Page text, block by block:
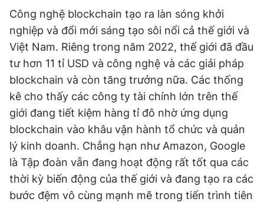
Công nghệ blockchain tạo ra làn sóng khởi
nghiệp và đổi mới sáng tạo sôi nổi cả thế giới và
Việt Nam. Riêng trong năm 2022, thế giới đã đầu
tư hơn 11 tỉ USD và công nghệ và các giải pháp
blockchain và còn tăng trưởng nữa. Các thống
kê cho thấy các công ty tài chính lớn trên thế
giới đang tiết kiệm hàng tỉ đô nhờ ứng dụng
blockchain vào khâu vận hành tổ chức và quản
lý kinh doanh. Chẳng hạn như Amazon, Google
là Tập đoàn vẫn đang hoạt động rất tốt qua các
thời kỳ biến động của thế giới và đang tạo ra các
bước đệm vô cùng mạnh mẽ trong tiến trình tiên